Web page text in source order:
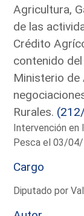
Agricultura,
de las
Crédito
contenido
Ministerio de
Rurales.
Intervención en
Pesca el 03/
Cargo
Diputado por